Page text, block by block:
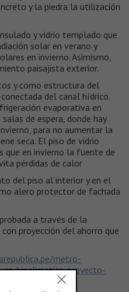
y la piedra la utilización
y vidrio templado que
solar en verano y
en invierno. Asimismo,
paisajista exterior.
y como estructura del
del canal hídrico.
evaporativa en
de espera, donde hay
para no aumentar la
seca. El piso de vidrio
que en invierno la fuente de
pérdidas de calor
del piso al interior y en el
alero protector de fachada
a través de la
proyección del ahorro que
metro-
bioclimatica-proyecto-
en-brasil/